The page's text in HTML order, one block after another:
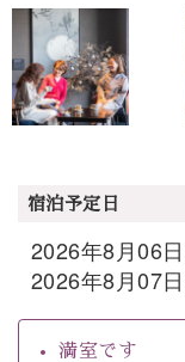
宿泊予定日
2026年8月06
2026年8月07
満室です